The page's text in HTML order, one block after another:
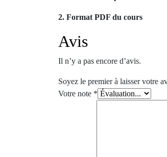
2. Format PDF du cours
Avis
Il n’y a pas encore d’avis.
Soyez le premier à laisser votre
Votre note *